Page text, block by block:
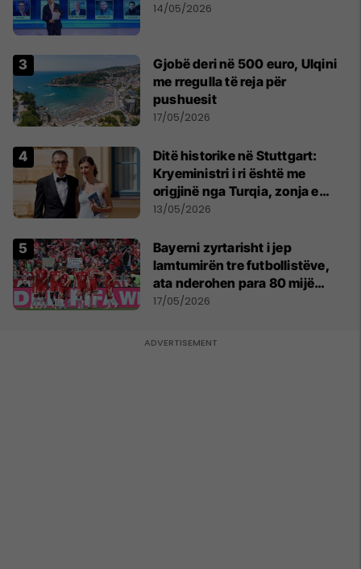
14/05/2026
Gjobë deri në 500 euro, Ulqini
me rregulla të reja për
pushuesit
17/05/2026
Ditë historike në Stuttgart:
Kryeministri i ri është me
origjinë nga Turqia, zonja e
parë një shqiptare nga
13/05/2026
Bayerni zyrtarisht i jep
lamtumirën tre futbollistëve,
ata nderohen para 80 mijë
tifozëve
17/05/2026